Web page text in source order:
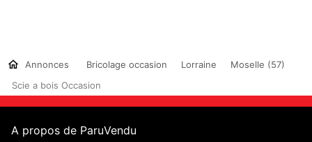
Annonces Bricolage occasion Lorraine
Moselle (57)
Scie a bois Occasion
A propos de ParuVendu